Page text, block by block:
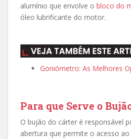
alumínio que envolve o bloco do
óleo lubrificante do motor.
Goniómetro: As Melhores
Para que Serve o
O bujão do cárter é responsável
abertura que permite o acesso